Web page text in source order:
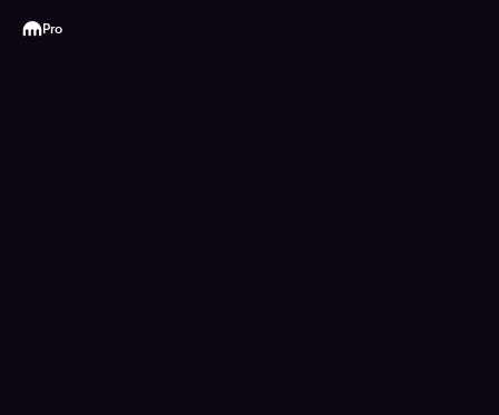
Kraken
Pro